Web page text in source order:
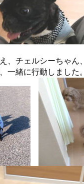
、チェルシーちゃん
一緒に行動しました。